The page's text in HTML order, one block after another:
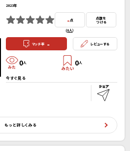
2023年
- 点
(0人）
点数を
つける
マッチ率 - レビューする
0人 0人
今すぐ見る
もっと詳しくみる